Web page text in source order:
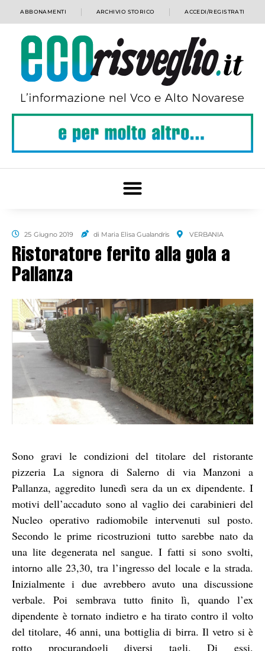
ABBONAMENTI ARCHIVIO STORICO ACCEDI/REGISTRATI
25 Giugno 2019 di Maria Elisa Gualandris VERBANIA
Ristoratore ferito alla gola a
Pallanza
Sono gravi le condizioni del titolare del ristorante
pizzeria La signora di Salerno di via Manzoni a
Pallanza, aggredito lunedì sera da un ex dipendente. I
motivi dell’accaduto sono al vaglio dei carabinieri del
Nucleo operativo radiomobile intervenuti sul posto.
Secondo le prime ricostruzioni tutto sarebbe nato da
una lite degenerata nel sangue. I fatti si sono svolti,
intorno alle 23,30, tra l’ingresso del locale e la strada.
Inizialmente i due avrebbero avuto una discussione
verbale. Poi sembrava tutto finito lì, quando l’ex
dipendente è tornato indietro e ha tirato contro il volto
del titolare, 46 anni, una bottiglia di birra. Il vetro si è
rotto procurandogli diversi tagli. Di essi,